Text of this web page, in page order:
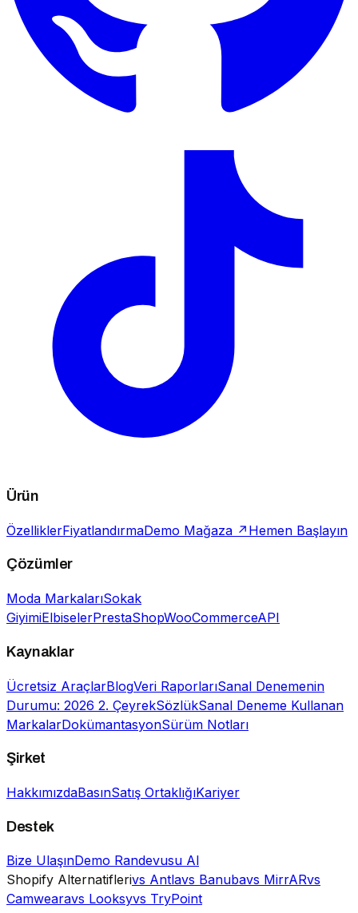
Ürün
ÖzelliklerFiyatlandırmaDemo Mağaza ↗ Hemen Başlayın
Çözümler
Moda MarkalarıSokak
GiyimiElbiselerPrestaShopWooCommerceAPI
Kaynaklar
Ücretsiz AraçlarBlogVeri RaporlarıSanal Denemenin
Durumu: 2026 2. ÇeyrekSözlükSanal Deneme Kullanan
MarkalarDokümantasyonSürüm Notları
Şirket
HakkımızdaBasınSatış OrtaklığıKariyer
Destek
Bize UlaşınDemo Randevusu Al
Shopify Alternatiflerivs Antlavs Banubavs MirrARvs
Camwearavs Looksyvs TryPoint